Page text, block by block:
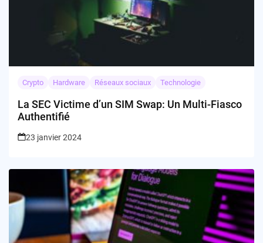
Crypto Hardware Réseaux sociaux Technologie
La SEC Victime d’un SIM Swap: Un Multi-Fiasco
Authentifié
23 janvier 2024